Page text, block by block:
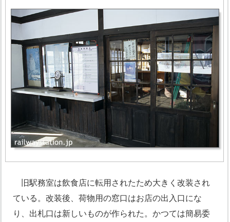
旧駅務室は飲食店に転用されたため大きく改装され
ている。改装後、荷物用の窓口はお店の出入口にな
り、出札口は新しいものが作られた。かつては簡易委